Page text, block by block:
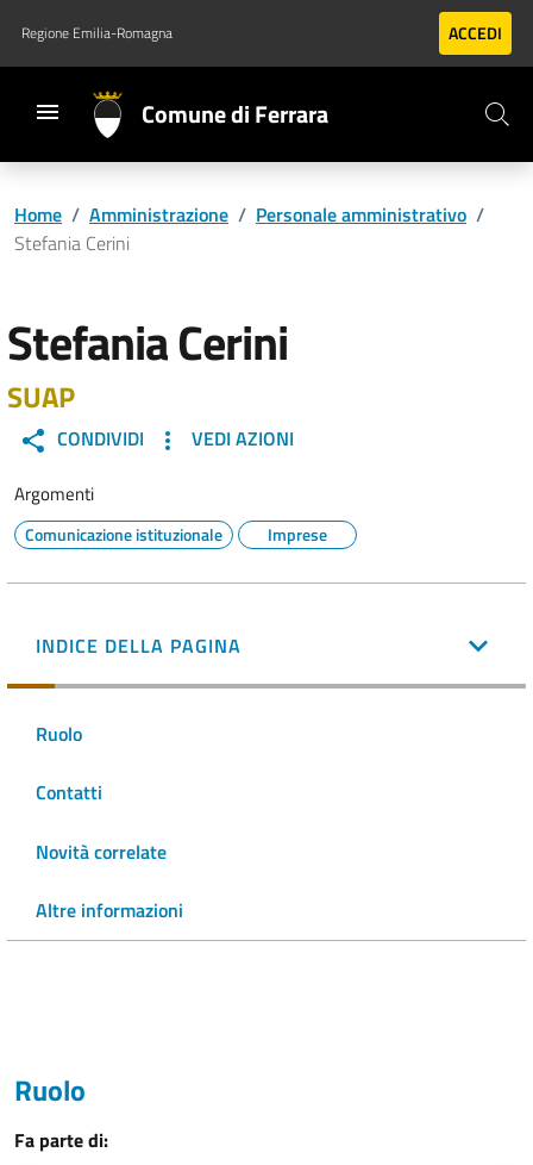
Vai al contenuto principale
Vai al footer
Regione Emilia-Romagna ACCEDI
Comune di Ferrara
Home / Amministrazione / Personale amministrativo /
Stefania Cerini
Stefania Cerini
SUAP
CONDIVIDI VEDI AZIONI
Argomenti
Comunicazione istituzionale Imprese
INDICE DELLA PAGINA
Ruolo
Contatti
Novità correlate
Altre informazioni
Ruolo
Fa parte di: